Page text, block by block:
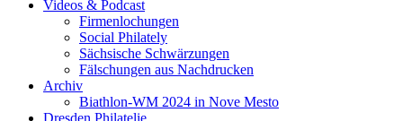
Videos & Podcast
Firmenlochungen
Social Philately
Sächsische Schwärzungen
Fälschungen aus Nachdrucken
Archiv
Biathlon-WM 2024 in Nove Mesto
Dresden Philatelie